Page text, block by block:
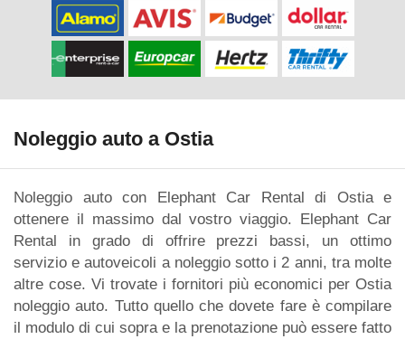
Noleggio auto a Ostia
Noleggio auto con Elephant Car Rental di Ostia e
ottenere il massimo dal vostro viaggio. Elephant Car
Rental in grado di offrire prezzi bassi, un ottimo
servizio e autoveicoli a noleggio sotto i 2 anni, tra molte
altre cose. Vi trovate i fornitori più economici per Ostia
noleggio auto. Tutto quello che dovete fare è compilare
il modulo di cui sopra e la prenotazione può essere fatto